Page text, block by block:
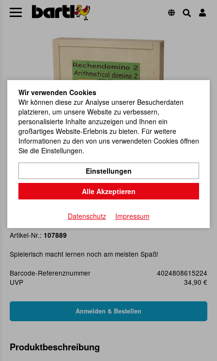
Rechendomino 2
Artikel-Nr.: 107889
Spielerisch macht lernen noch am meisten Spaß!
Barcode-Referenznummer
4024808615224
UVP
34,90 €
Produktbeschreibung
Wir verwenden Cookies
Wir können diese zur Analyse unserer Besucherdaten
platzieren, um unsere Website zu verbessern,
personalisierte Inhalte anzuzeigen und Ihnen ein
großartiges Website-Erlebnis zu bieten. Für weitere
Informationen zu den von uns verwendeten Cookies öffnen
Sie die Einstellungen.
Einstellungen
Alle Akzeptieren
Datenschutz Impressum